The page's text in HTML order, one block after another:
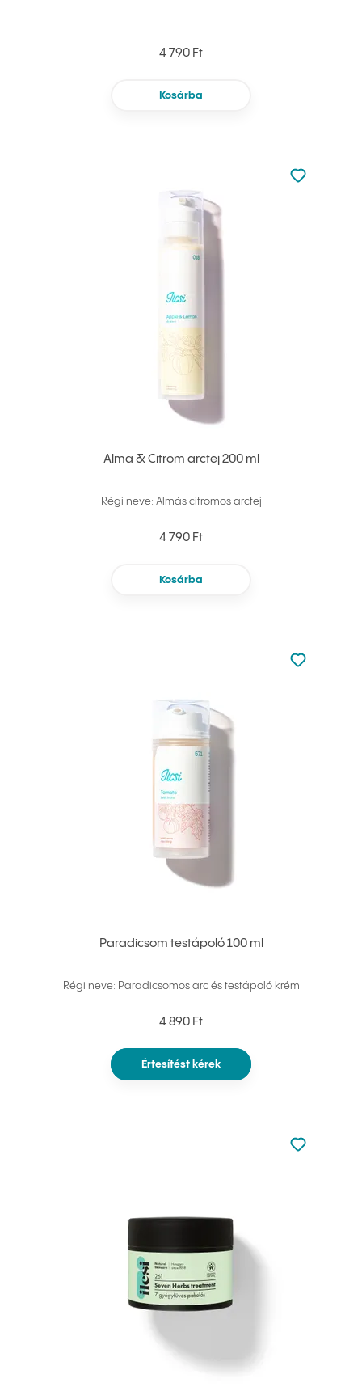
4 790 Ft
Kosárba
Alma & Citrom arctej 200 ml
Régi neve: Almás citromos arctej
4 790 Ft
Kosárba
Nincsen
Hozzáadás
Paradicsom testápoló 100 ml
Régi neve: Paradicsomos arc és testápoló krém
4 890 Ft
Értesítést kérek
Nincsen
Hozzáadás
Nincsen
Hozzáadás